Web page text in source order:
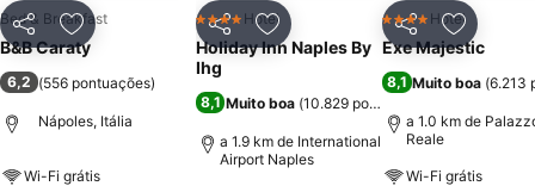
PartilharAdicionar aos favoritos
Bed & Breakfast
B&B Caraty
6,2 (556 pontuações)
Nápoles, Itália
Wi-Fi grátis
PartilharAdicionar aos favoritos
4 EstrelasHotel
Holiday Inn Naples By
Ihg
8,1 Muito boa (10.829 pontuações
a 1.9 km de International
Airport Naples
Partilhar
4 EstrelasHotel
Exe Majestic
8,1 Muito boa (6.213
a 1.0 km de
Reale
Wi-Fi grátis